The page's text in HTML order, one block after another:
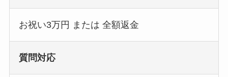
お祝い3万円 または 全額返金
質問対応